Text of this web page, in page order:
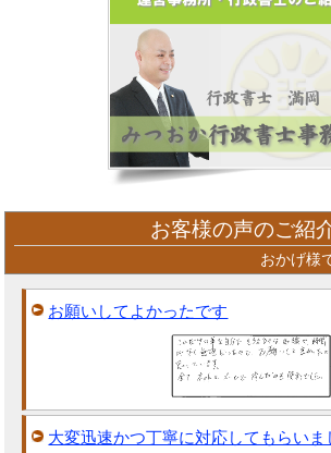
お客様の声のご紹
おかげ様
お願いしてよかったです
大変迅速かつ丁寧に対応してもらいま